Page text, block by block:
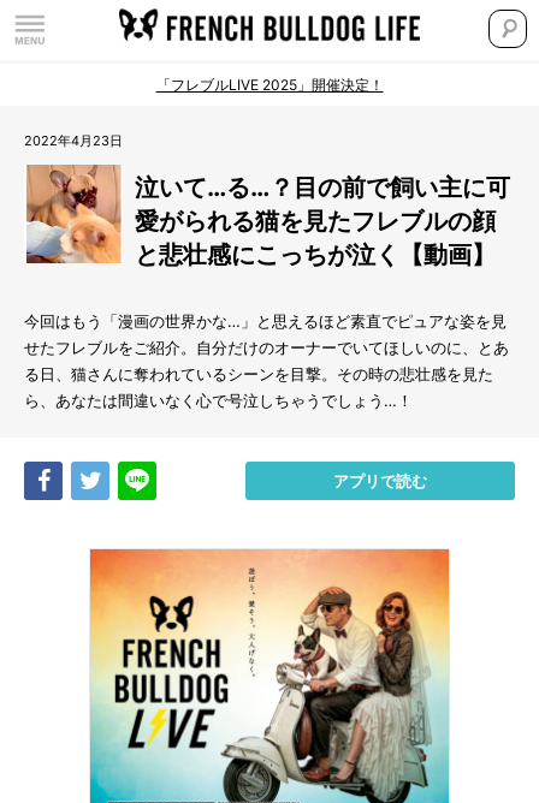
「フレブルLIVE 2025」開催決定！
2022年4月23日
泣いて…る…？目の前で飼い主に可
愛がられる猫を見たフレブルの顔
と悲壮感にこっちが泣く【動画】
今回はもう「漫画の世界かな…」と思えるほど素直でピュアな姿を見
せたフレブルをご紹介。自分だけのオーナーでいてほしいのに、とあ
る日、猫さんに奪われているシーンを目撃。その時の悲壮感を見た
ら、あなたは間違いなく心で号泣しちゃうでしょう…！
Share Tweet アプリで読む